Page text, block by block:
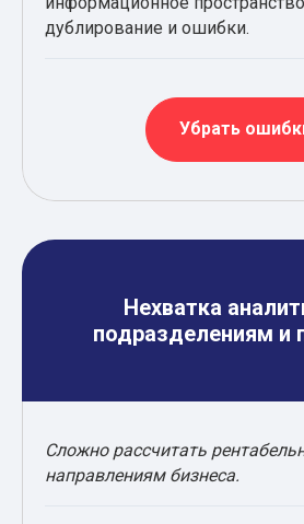
дублирование и ошибки.
Убрать
Нехватка
подразделениям и
Сложно рассчитать
направлениям бизнеса.